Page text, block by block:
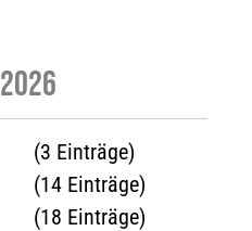
2026
(3 Einträge)
(14 Einträge)
(18 Einträge)